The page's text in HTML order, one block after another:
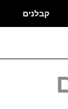
קבלנים